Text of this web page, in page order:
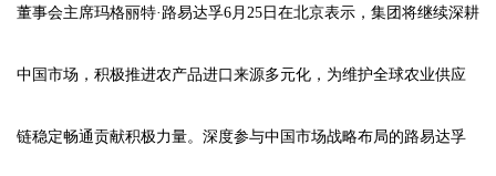
董事会主席玛格丽特·路易达孚6月25日在北京表示，集团将继续深耕
中国市场，积极推进农产品进口来源多元化，为维护全球农业供应
链稳定畅通贡献积极力量。深度参与中国市场战略布局的路易达孚